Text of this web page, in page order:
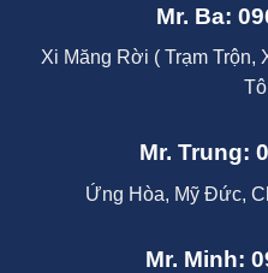
Mr. Ba:
Xi Măng Rời ( Trạm Trộn,
Mr. Trung:
Ứng Hòa, Mỹ Đức,
Mr. Minh: